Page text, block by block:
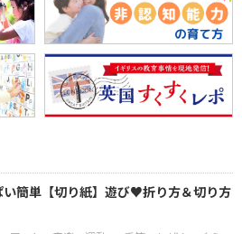
い簡単【切り紙】遊び♥折り方＆切り方